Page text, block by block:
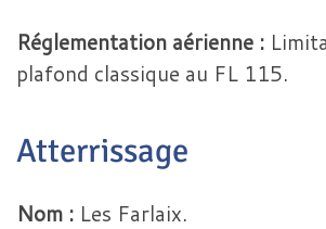
Réglementation aérienne :
plafond classique au FL 115.
Atterrissage
Nom : Les Farlaix.